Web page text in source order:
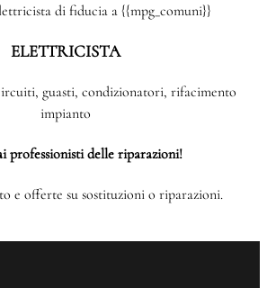
di fiducia a {{mpg_comuni}}
ELETTRICISTA
guasti, condizionatori, rifacimento
impianto
professionisti delle riparazioni!
e offerte su sostituzioni o riparazioni.